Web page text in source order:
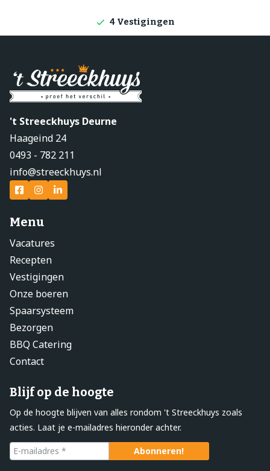
4 Vestigingen
't Streeckhuys Deurne
Haageind 24
0493 - 782 211
info@streeckhuys.nl
Menu
Vacatures
Recepten
Vestigingen
Onze boeren
Spaarsysteem
Bezorgen
BBQ Catering
Contact
Blijf op de hoogte
Op de hoogte blijven van alles rondom 't Streeckhuys zoals
acties. Laat je e-mailadres hieronder achter.